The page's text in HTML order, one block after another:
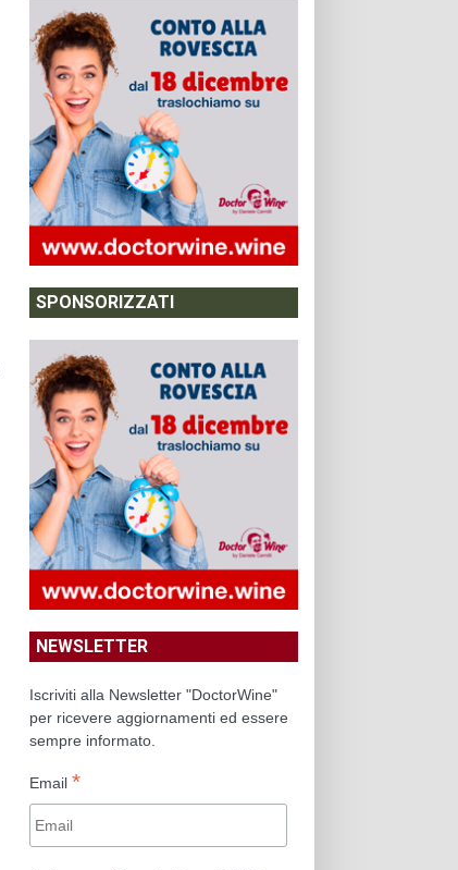
SPONSORIZZATI
NEWSLETTER
Iscriviti alla Newsletter "DoctorWine"
per ricevere aggiornamenti ed essere
sempre informato.
Email *